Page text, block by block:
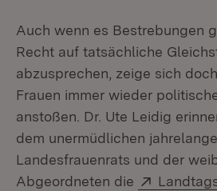
Auch wenn es Bestrebungen
Recht auf tatsächliche
abzusprechen, zeige sich
Frauen immer wieder
anstoßen. Dr. Ute Leidig
dem unermüdlichen
Landesfrauenrats und der
Abgeordneten die
Extern: